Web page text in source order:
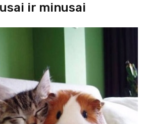
ir minusai